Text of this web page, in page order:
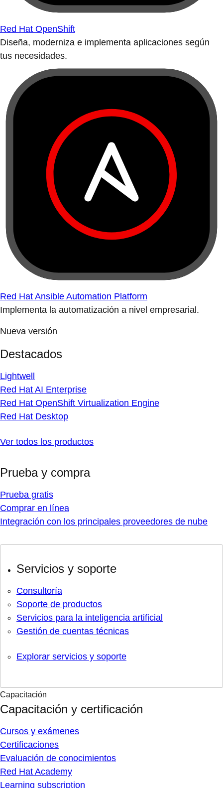
Red Hat OpenShift
Diseña, moderniza e implementa aplicaciones según
tus necesidades.
Red Hat Ansible Automation Platform
Implementa la automatización a nivel empresarial.
Nueva versión
Destacados
Lightwell
Red Hat AI Enterprise
Red Hat OpenShift Virtualization Engine
Red Hat Desktop
Ver todos los productos
Prueba y compra
Prueba gratis
Comprar en línea
Integración con los principales proveedores de nube
Servicios y soporte
Consultoría
Soporte de productos
Servicios para la inteligencia artificial
Gestión de cuentas técnicas
Explorar servicios y soporte
Capacitación
Capacitación y certificación
Cursos y exámenes
Certificaciones
Evaluación de conocimientos
Red Hat Academy
Learning subscription